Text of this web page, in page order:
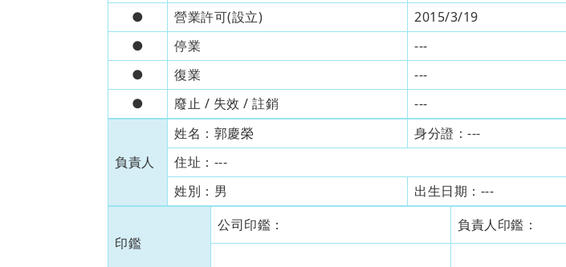
●
營業許可(設立) 2015/3/19
●
停業 ---
●
復業 ---
●
廢止 / 失效 / 註銷 ---
負責人
姓名： 郭慶榮 身分證：---
住址： ---
姓別： 男 出生日期： ---
印鑑
公司印鑑： 負責人印鑑：